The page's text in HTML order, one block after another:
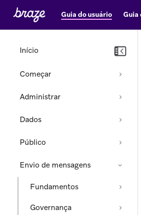
Guia do usuário Guia
Início
Começar
Administrar
Dados
Público
Envio de mensagens
Fundamentos
Governança